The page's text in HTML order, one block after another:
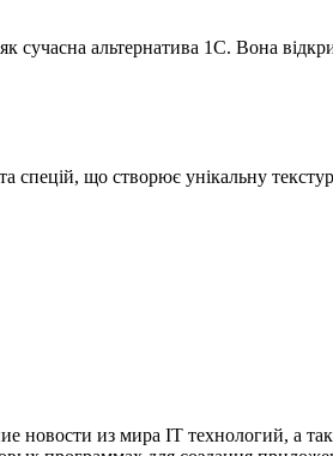
альтернатива 1С. Вона
що створює унікальну
новости из мира IT технологий, а